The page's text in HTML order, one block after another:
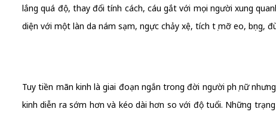
lắng quá độ, thay đổi tính cách, cáu gắt với mọi người xung
diện với một làn da nám sạm, ngực chảy xệ, tích tụ mỡ eo, bụng,
Tuy tiền mãn kinh là giai đoạn ngắn trong đời người phụ nữ
kinh diễn ra sớm hơn và kéo dài hơn so với độ tuổi. Những